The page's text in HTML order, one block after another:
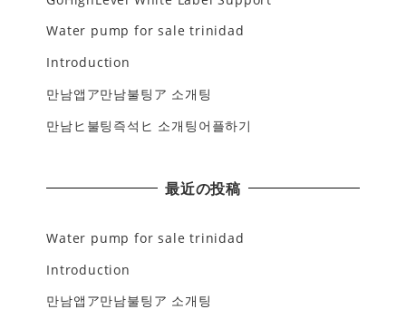
Water pump for sale trinidad
Introduction
만남앱ア만남불팅ア 소개팅
만남ヒ불팅즉석ヒ 소개팅어플하기
最近の投稿
Water pump for sale trinidad
Introduction
만남앱ア만남불팅ア 소개팅